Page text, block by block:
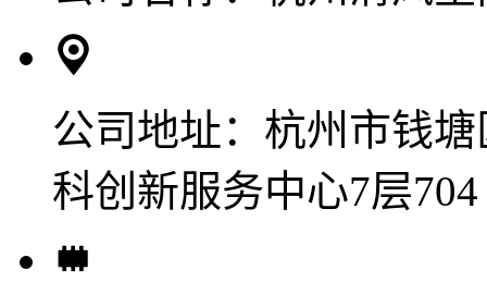
公司地址： 杭州市钱
科创新服务中心7层704